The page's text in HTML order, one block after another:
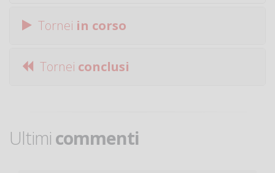
Tornei in corso
Tornei conclusi
Ultimi commenti